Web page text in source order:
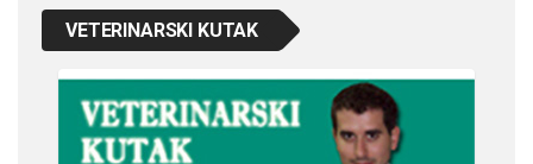
VETERINARSKI KUTAK